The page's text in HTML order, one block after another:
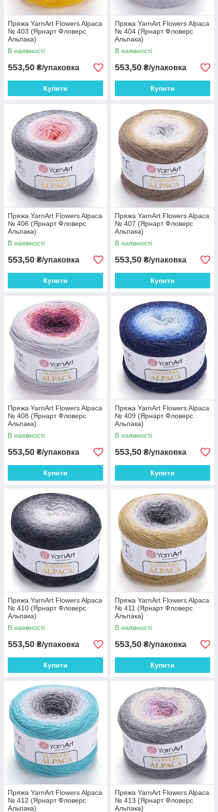
Пряжа YarnArt Flowers Alpaca
№ 403 (Ярнарт Фловерс
Альпака)
В наявності
553,50 ₴/упаковка
Купити
Пряжа YarnArt Flowers Alpaca
№ 404 (Ярнарт Фловерс
Альпака)
В наявності
553,50 ₴/упаковка
Купити
Пряжа YarnArt Flowers Alpaca
№ 406 (Ярнарт Фловерс
Альпака)
В наявності
553,50 ₴/упаковка
Купити
Пряжа YarnArt Flowers Alpaca
№ 407 (Ярнарт Фловерс
Альпака)
В наявності
553,50 ₴/упаковка
Купити
Пряжа YarnArt Flowers Alpaca
№ 408 (Ярнарт Фловерс
Альпака)
В наявності
553,50 ₴/упаковка
Купити
Пряжа YarnArt Flowers Alpaca
№ 409 (Ярнарт Фловерс
Альпака)
В наявності
553,50 ₴/упаковка
Купити
Пряжа YarnArt Flowers Alpaca
№ 410 (Ярнарт Фловерс
Альпака)
В наявності
553,50 ₴/упаковка
Купити
Пряжа YarnArt Flowers Alpaca
№ 411 (Ярнарт Фловерс
Альпака)
В наявності
553,50 ₴/упаковка
Купити
Пряжа YarnArt Flowers Alpaca
№ 412 (Ярнарт Фловерс
Альпака)
Пряжа YarnArt Flowers Alpaca
№ 413 (Ярнарт Фловерс
Альпака)